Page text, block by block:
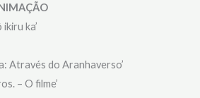
ka’
Através do Aranhaverso’
– O filme’